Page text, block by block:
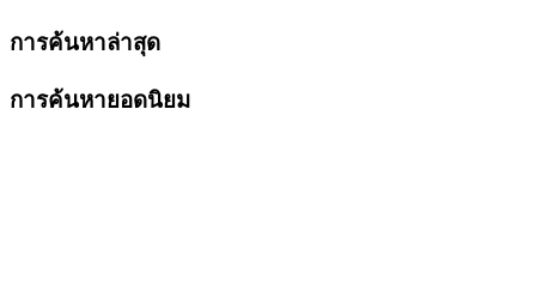
การค้นหาล่าสุด
การค้นหายอดนิยม